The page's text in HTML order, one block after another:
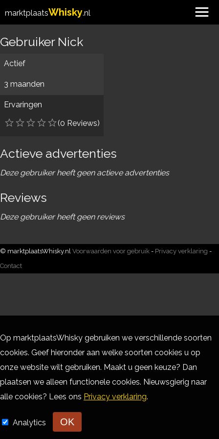
marktplaatsWhisky.nl
Gebruiker Nick
Actief
3 maanden
Ervaringen
(0 Reviews)
Actieve advertenties
Deze gebruiker heeft geen actieve advertenties
Reviews
Deze gebruiker heeft geen reviews
© marktplaatsWhisky.nl Voorwaarden voor gebruik - Privacy verklaring -
Contact
Op marktplaatsWhisky gebruiken we verschillende soorten
cookies. Geef hieronder aan welke soorten cookies u op
onze website wilt gebruiken. Maakt u geen keuze? Dan
plaatsen we alleen functionele cookies. Nieuwsgierig naar
alle cookies? Lees ons Privacy verklaring.
Analytics OK